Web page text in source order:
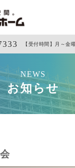
【受付時間】月～
NEWS
お知らせ